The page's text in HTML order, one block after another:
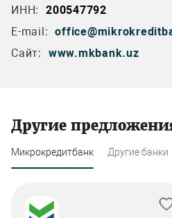
ИНН:
200547792
E-mail:
Сайт:
www.mkbank.uz
Другие
Микрокредитбанк Другие банки